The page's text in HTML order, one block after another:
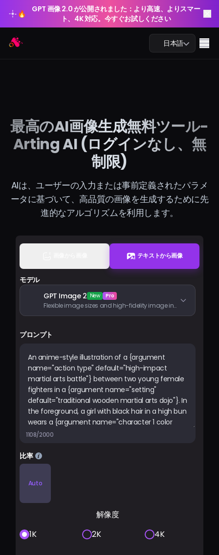
🔥
GPT 画像 2.0 が公開されました：より高速、よりスマー
ト、4K 対応。今すぐお試しください
日本語
AI学習
AI画像
AIツール
🔥
GPT 画像 2.0 が公開されました：より高速、よりスマー
最高のAI画像生成無料ツール-
Arting AI (ログインなし、無
制限)
AIは、ユーザーの入力または事前定義されたパラメ
ータに基づいて、高品質の画像を生成するために先
進的なアルゴリズムを利用します。
テキストから画像
モデル
GPT Image 2 New Pro
Flexible image sizes and high-fidelity image inputs
プロンプト
1108/2000
比率
Auto
解像度
1K
2K 4K